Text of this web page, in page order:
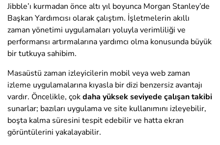
Jibble’ı kurmadan önce altı yıl boyunca Morgan Stanley’de
Başkan Yardımcısı olarak çalıştım. İşletmelerin akıllı
zaman yönetimi uygulamaları yoluyla verimliliği ve
performansı artırmalarına yardımcı olma konusunda büyük
bir tutkuya sahibim.
Masaüstü zaman izleyicilerin mobil veya web zaman
izleme uygulamalarına kıyasla bir dizi benzersiz avantajı
vardır. Öncelikle, çokdaha yüksek seviyede çalışan takibi
sunarlar; bazıları uygulama ve site kullanımını izleyebilir,
boşta kalma süresini tespit edebilir ve hatta ekran
görüntülerini yakalayabilir.